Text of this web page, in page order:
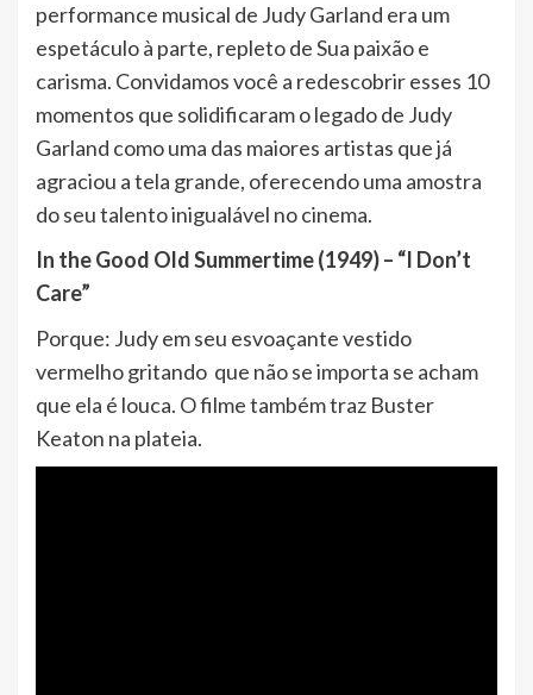
performance musical de Judy Garland era um
espetáculo à parte, repleto de Sua paixão e
carisma. Convidamos você a redescobrir esses 10
momentos que solidificaram o legado de Judy
Garland como uma das maiores artistas que já
agraciou a tela grande, oferecendo uma amostra
do seu talento inigualável no cinema.
In the Good Old Summertime (1949) – “I Don’t
Care”
Porque: Judy em seu esvoaçante vestido
vermelho gritando que não se importa se acham
que ela é louca. O filme também traz Buster
Keaton na plateia.